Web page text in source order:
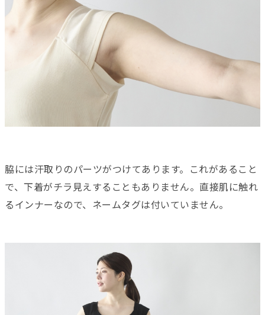
脇には汗取りのパーツがつけてあります。これがあること
で、下着がチラ見えすることもありません。直接肌に触れ
るインナーなので、ネームタグは付いていません。